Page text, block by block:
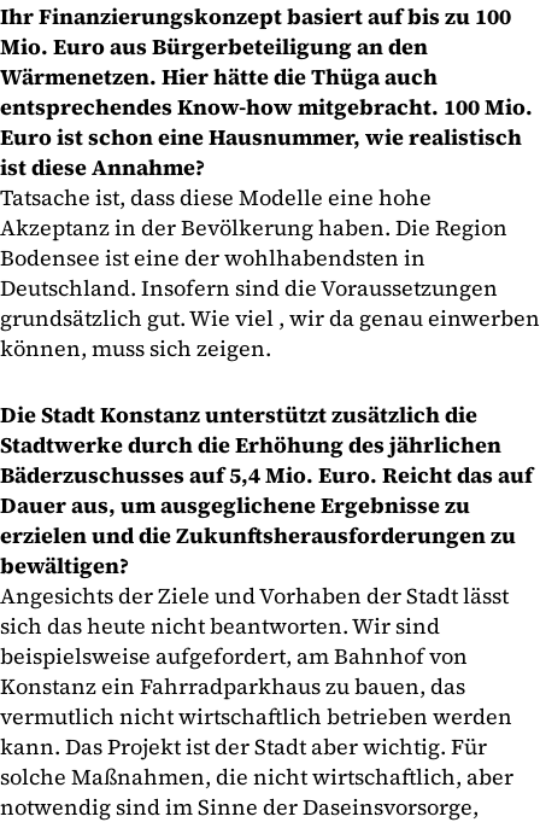
Ihr Finanzierungskonzept basiert auf bis zu 100
Mio. Euro aus Bürgerbeteiligung an den
Wärmenetzen. Hier hätte die Thüga auch
entsprechendes Know-how mitgebracht. 100 Mio.
Euro ist schon eine Hausnummer, wie realistisch
ist diese Annahme?
Tatsache ist, dass diese Modelle eine hohe
Akzeptanz in der Bevölkerung haben. Die Region
Bodensee ist eine der wohlhabendsten in
Deutschland. Insofern sind die Voraussetzungen
grundsätzlich gut. Wie viel , wir da genau einwerben
können, muss sich zeigen.
Die Stadt Konstanz unterstützt zusätzlich die
Stadtwerke durch die Erhöhung des jährlichen
Bäderzuschusses auf 5,4 Mio. Euro. Reicht das auf
Dauer aus, um ausgeglichene Ergebnisse zu
erzielen und die Zukunftsherausforderungen zu
bewältigen?
Angesichts der Ziele und Vorhaben der Stadt lässt
sich das heute nicht beantworten. Wir sind
beispielsweise aufgefordert, am Bahnhof von
Konstanz ein Fahrradparkhaus zu bauen, das
vermutlich nicht wirtschaftlich betrieben werden
kann. Das Projekt ist der Stadt aber wichtig. Für
solche Maßnahmen, die nicht wirtschaftlich, aber
notwendig sind im Sinne der Daseinsvorsorge,